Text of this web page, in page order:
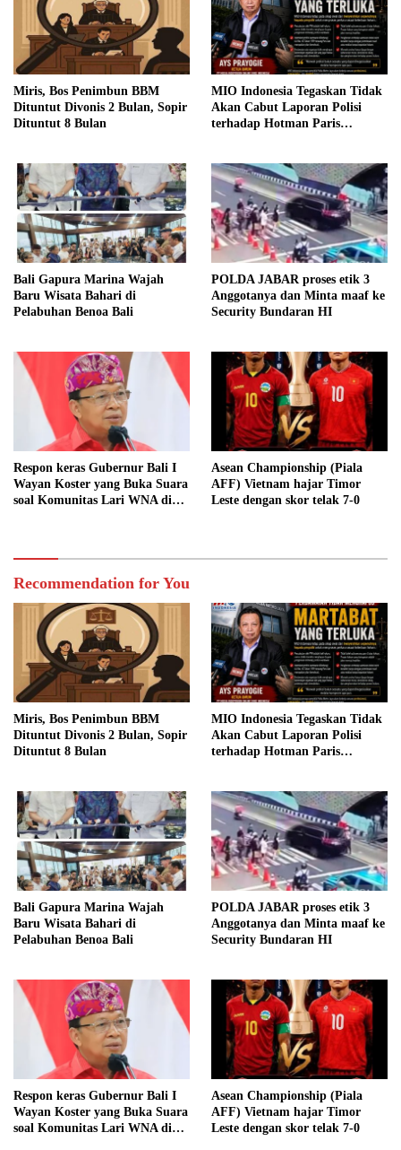
Miris, Bos Penimbun BBM
Dituntut Divonis 2 Bulan, Sopir
Dituntut 8 Bulan
MIO Indonesia Tegaskan Tidak
Akan Cabut Laporan Polisi
terhadap Hotman Paris
Bali Gapura Marina Wajah
Baru Wisata Bahari di
Pelabuhan Benoa Bali
POLDA JABAR proses etik 3
Anggotanya dan Minta maaf ke
Security Bundaran HI
Respon keras Gubernur Bali I
Wayan Koster yang Buka Suara
soal Komunitas Lari WNA di
Asean Championship (Piala
AFF) Vietnam hajar Timor
Leste dengan skor telak 7-0
Recommendation for You
Miris, Bos Penimbun BBM
Dituntut Divonis 2 Bulan, Sopir
Dituntut 8 Bulan
MIO Indonesia Tegaskan Tidak
Akan Cabut Laporan Polisi
terhadap Hotman Paris
Bali Gapura Marina Wajah
Baru Wisata Bahari di
Pelabuhan Benoa Bali
POLDA JABAR proses etik 3
Anggotanya dan Minta maaf ke
Security Bundaran HI
Respon keras Gubernur Bali I
Wayan Koster yang Buka Suara
soal Komunitas Lari WNA di
Asean Championship (Piala
AFF) Vietnam hajar Timor
Leste dengan skor telak 7-0